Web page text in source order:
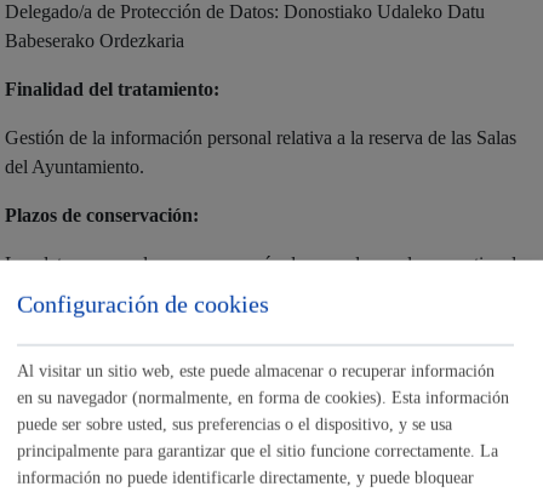
Delegado/a de Protección de Datos: Donostiako Udaleko Datu
Babeserako Ordezkaria
Finalidad del tratamiento:
Gestión de la información personal relativa a la reserva de las Salas
del Ayuntamiento.
Plazos de conservación:
Los datos personales se conservarán de acuerdo con la normativa de
archivo documental del Ayuntamiento de Donostia y, en su caso,
según los plazos de prescripción de las posibles infracciones
relacionadas con el tratamiento.
Legitimación
Artículo 6.1.e) RGPD, en cumplimiento de una misión realizada en
interés público. Artículo 17.1.3) de la Ley 2/2016 de 7 de abril, de
Configuración de cookies
Al visitar un sitio web, este puede almacenar o recuperar información
en su navegador (normalmente, en forma de cookies). Esta información
puede ser sobre usted, sus preferencias o el dispositivo, y se usa
principalmente para garantizar que el sitio funcione correctamente. La
información no puede identificarle directamente, y puede bloquear